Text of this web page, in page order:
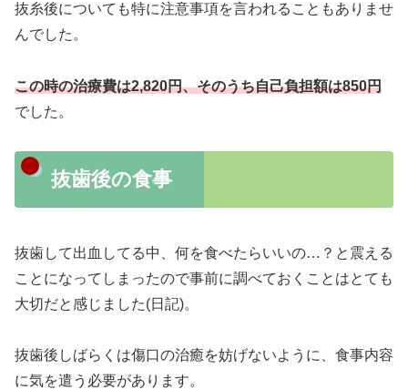
抜糸後についても特に注意事項を言われることもありませ
んでした。
この時の治療費は2,820円、そのうち自己負担額は850円
でした。
抜歯後の食事
抜歯して出血してる中、何を食べたらいいの…？と震える
ことになってしまったので事前に調べておくことはとても
大切だと感じました(日記)。
抜歯後しばらくは傷口の治癒を妨げないように、食事内容
に気を遣う必要があります。